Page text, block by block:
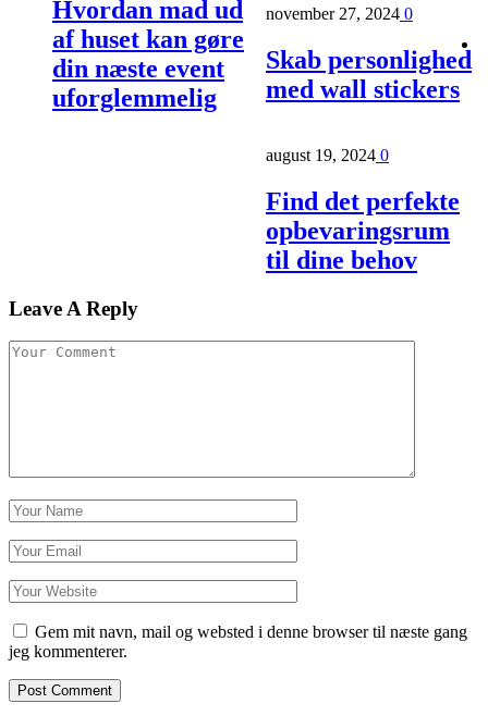
Hvordan mad ud
af huset kan gøre
din næste event
uforglemmelig
november 27, 2024 0
Skab personlighed
med wall stickers
august 19, 2024 0
Find det perfekte
opbevaringsrum
til dine behov
Leave A Reply
Gem mit navn, mail og websted i denne browser til næste gang
jeg kommenterer.